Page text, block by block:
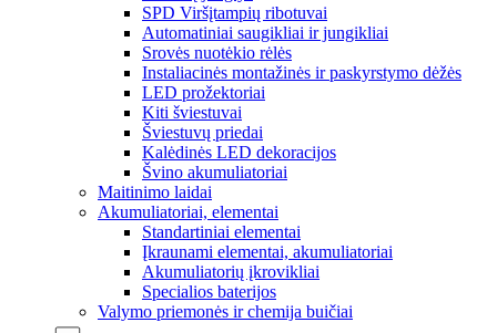
SPD Viršįtampių ribotuvai
Automatiniai saugikliai ir jungikliai
Srovės nuotėkio rėlės
Instaliacinės montažinės ir paskyrstymo dėžės
LED prožektoriai
Kiti šviestuvai
Šviestuvų priedai
Kalėdinės LED dekoracijos
Švino akumuliatoriai
Maitinimo laidai
Akumuliatoriai, elementai
Standartiniai elementai
Įkraunami elementai, akumuliatoriai
Akumuliatorių įkrovikliai
Specialios baterijos
Valymo priemonės ir chemija buičiai